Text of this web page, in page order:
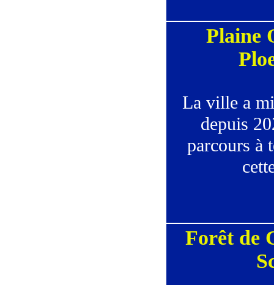
Plaine
La ville a
depuis
parcours à
Forêt de